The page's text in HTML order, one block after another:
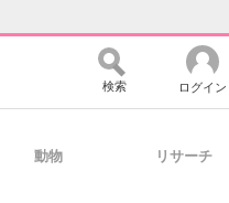
検索 ログイン
動物 リサーチ